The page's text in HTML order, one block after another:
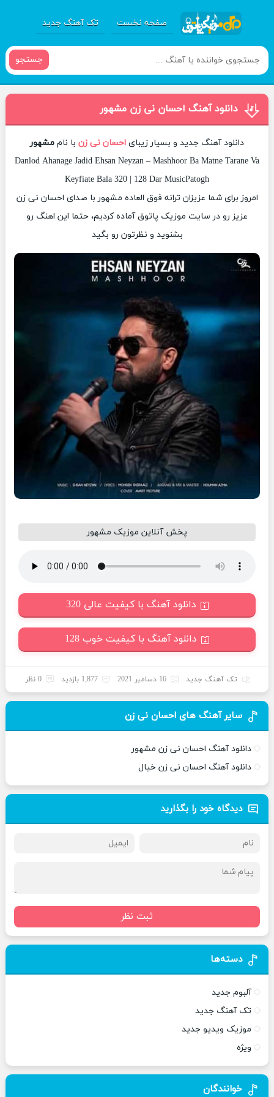
صفحه نخست تک آهنگ جدید
جستجو
دانلود آهنگ احسان نی زن مشهور
دانلود آهنگ جدید و بسیار زیبای احسان نی زن با نام مشهور
Danlod Ahanage Jadid Ehsan Neyzan – Mashhoor Ba Matne Tarane Va
Keyfiate Bala 320 | 128 Dar MusicPatogh
امروز برای شما عزیزان ترانه فوق العاده مشهور با صدای احسان نی زن
عزیز رو در سایت موزیک پاتوق آماده کردیم، حتما این اهنگ رو
بشنوید و نظرتون رو بگید
پخش آنلاین موزیک مشهور
دانلود آهنگ با کیفیت عالی 320
دانلود آهنگ با کیفیت خوب 128
تک آهنگ جدید 16 دسامبر 2021 1,877 بازدید 0 نظر
سایر آهنگ های احسان نی زن
دانلود آهنگ احسان نی زن مشهور
دانلود آهنگ احسان نی زن خیال
دیدگاه خود را بگذارید
ثبت نظر
دسته‌ها
آلبوم جدید
تک آهنگ جدید
موزیک ویدیو جدید
ویژه
خوانندگان